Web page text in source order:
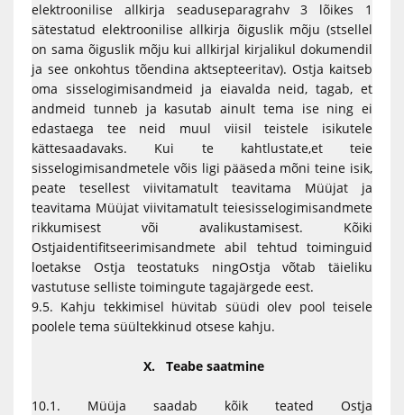
elektroonilise allkirja seaduseparagrahv 3 lõikes 1
sätestatud elektroonilise allkirja õiguslik mõju (stsellel
on sama õiguslik mõju kui allkirjal kirjalikul dokumendil
ja see onkohtus tõendina aktsepteeritav). Ostja kaitseb
oma sisselogimisandmeid ja eiavalda neid, tagab, et
andmeid tunneb ja kasutab ainult tema ise ning ei
edastaega tee neid muul viisil teistele isikutele
kättesaadavaks. Kui te kahtlustate,et teie
sisselogimisandmetele võis ligi pääseda mõni teine isik,
peate tesellest viivitamatult teavitama Müüjat ja
teavitama Müüjat viivitamatult teiesisselogimisandmete
rikkumisest või avalikustamisest. Kõiki
Ostjaidentifitseerimisandmete abil tehtud toiminguid
loetakse Ostja teostatuks ningOstja võtab täieliku
vastutuse selliste toimingute tagajärgede eest.
9.5. Kahju tekkimisel hüvitab süüdi olev pool teisele
poolele tema süültekkinud otsese kahju.
X. Teabe saatmine
10.1. Müüja saadab kõik teated Ostja